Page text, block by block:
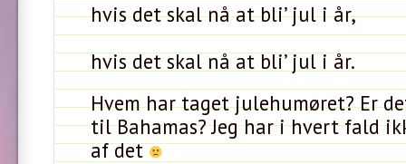
hvis det skal nå at bli’ jul i år,
hvis det skal nå at bli’ jul i år.
Hvem har taget julehumøret? Er
til Bahamas? Jeg har i hvert fald
af det